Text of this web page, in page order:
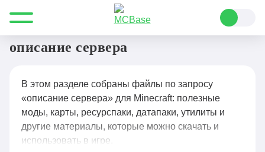
Все для Minecraft описание сервера
описание сервера
В этом разделе собраны файлы по запросу
«описание сервера» для Minecraft: полезные
моды, карты, ресурспаки, датапаки, утилиты и
другие материалы, которые можно скачать и
использовать в игре.